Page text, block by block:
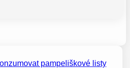
pampeliškové listy